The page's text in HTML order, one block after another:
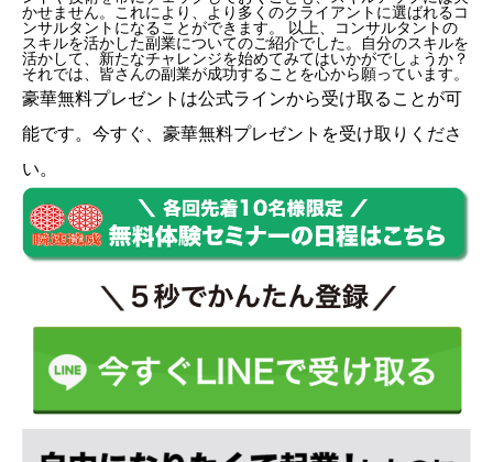
かせません。これにより、より多くのクライアントに選ばれるコ
ンサルタントになることができます。 以上、コンサルタントの
スキルを活かした副業についてのご紹介でした。自分のスキルを
活かして、新たなチャレンジを始めてみてはいかがでしょうか？
それでは、皆さんの副業が成功することを心から願っています。
豪華無料プレゼントは公式ラインから受け取ることが可
能です。今すぐ、豪華無料プレゼントを受け取りくださ
い。